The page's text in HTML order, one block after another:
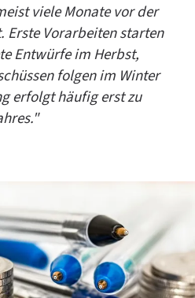
viele Monate vor der
Erste Vorarbeiten starten
Entwürfe im Herbst,
folgen im Winter
erfolgt häufig erst zu